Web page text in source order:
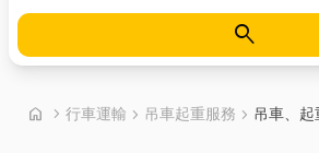
search
home chevron_right 首頁
行車運輸 chevron_right 吊車起重服務 chevron_right 吊車、起